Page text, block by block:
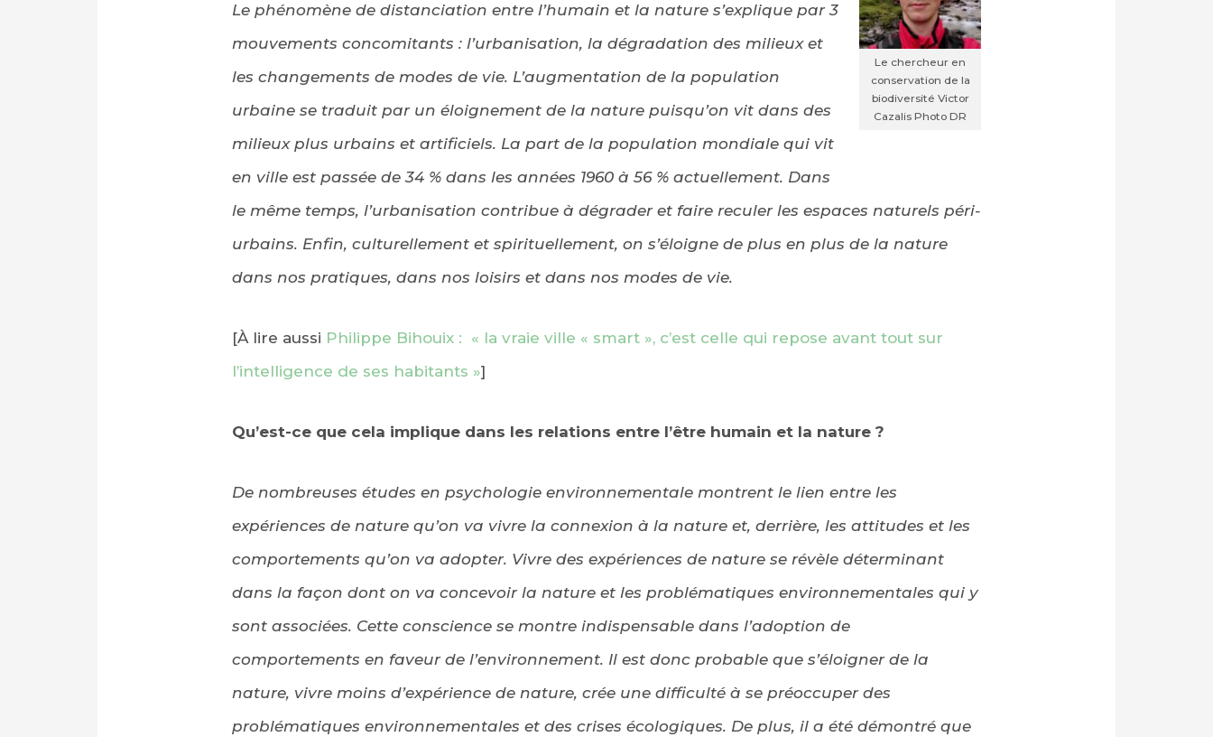
Le chercheur en
conservation de la
biodiversité Victor
Cazalis Photo DR
Le phénomène de distanciation entre l’humain et la nature s’explique par 3
mouvements concomitants : l’urbanisation, la dégradation des milieux et
les changements de modes de vie. L’augmentation de la population
urbaine se traduit par un éloignement de la nature puisqu’on vit dans des
milieux plus urbains et artificiels. La part de la population mondiale qui vit
en ville est passée de 34 % dans les années 1960 à 56 % actuellement. Dans
le même temps, l’urbanisation contribue à dégrader et faire reculer les espaces naturels péri-
urbains. Enfin, culturellement et spirituellement, on s’éloigne de plus en plus de la nature
dans nos pratiques, dans nos loisirs et dans nos modes de vie.
[À lire aussi Philippe Bihouix : « la vraie ville « smart », c’est celle qui repose avant tout sur
l’intelligence de ses habitants »]
Qu’est-ce que cela implique dans les relations entre l’être humain et la nature ?
De nombreuses études en psychologie environnementale montrent le lien entre les
expériences de nature qu’on va vivre la connexion à la nature et, derrière, les attitudes et les
comportements qu’on va adopter. Vivre des expériences de nature se révèle déterminant
dans la façon dont on va concevoir la nature et les problématiques environnementales qui y
sont associées. Cette conscience se montre indispensable dans l’adoption de
comportements en faveur de l’environnement. Il est donc probable que s’éloigner de la
nature, vivre moins d’expérience de nature, crée une difficulté à se préoccuper des
problématiques environnementales et des crises écologiques. De plus, il a été démontré que